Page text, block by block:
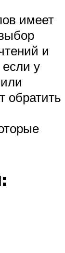
имеет
и
у
обратить